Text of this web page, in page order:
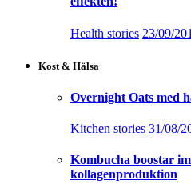
Health stories 23/09/
Kost & Hälsa
Overnight Oats med
Kitchen stories 31/08/
Kombucha boostar
kollagenproduktion